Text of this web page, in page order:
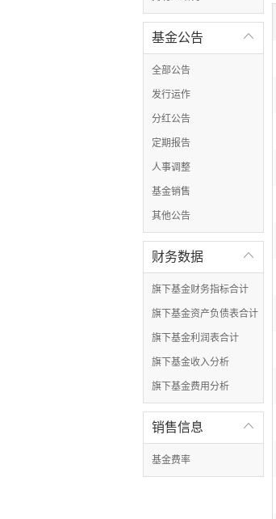

基金公告
全部公告
发行运作
分红公告
定期报告
人事调整
基金销售
其他公告

财务数据
旗下基金财务指标合计
旗下基金资产负债表合计
旗下基金利润表合计
旗下基金收入分析
旗下基金费用分析

销售信息
基金费率